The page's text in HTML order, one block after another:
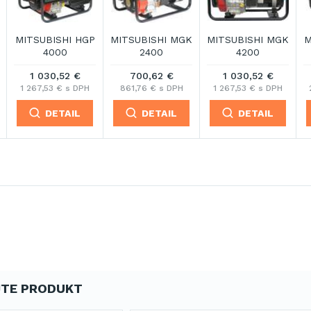
MITSUBISHI HGP
4000
1 030,52 €
1 267,53 € s DPH
DETAIL
MITSUBISHI MGK
2400
700,62 €
861,76 € s DPH
DETAIL
MITSUBISHI MGK
4200
1 030,52 €
1 267,53 € s DPH
DETAIL
PRODUKT